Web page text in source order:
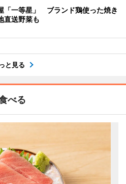
「一等星」 ブランド鶏使った焼き
直送野菜も
と見る
べる